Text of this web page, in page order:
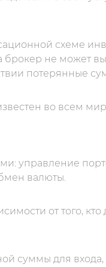
схеме
не может
потерянные
во всем
управление
валюты.
от того,
суммы для